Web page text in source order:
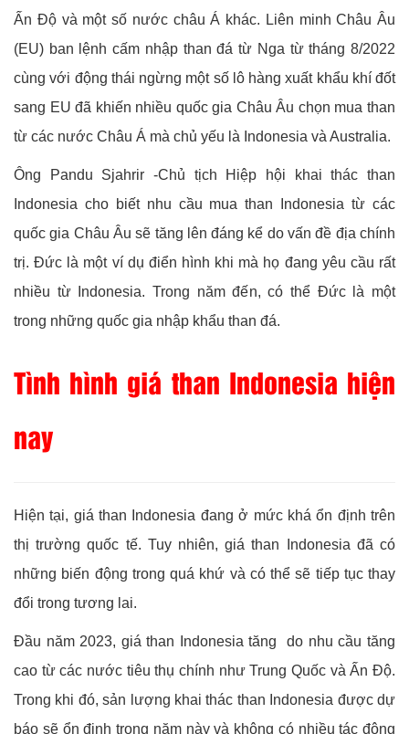
Ấn Độ và một số nước châu Á khác. Liên minh Châu Âu
(EU) ban lệnh cấm nhập than đá từ Nga từ tháng 8/2022
cùng với động thái ngừng một số lô hàng xuất khẩu khí đốt
sang EU đã khiến nhiều quốc gia Châu Âu chọn mua than
từ các nước Châu Á mà chủ yếu là Indonesia và Australia.
Ông Pandu Sjahrir -Chủ tịch Hiệp hội khai thác than
Indonesia cho biết nhu cầu mua than Indonesia từ các
quốc gia Châu Âu sẽ tăng lên đáng kể do vấn đề địa chính
trị. Đức là một ví dụ điển hình khi mà họ đang yêu cầu rất
nhiều từ Indonesia. Trong năm đến, có thể Đức là một
trong những quốc gia nhập khẩu than đá.
Tình hình giá than Indonesia hiện
nay
Hiện tại, giá than Indonesia đang ở mức khá ổn định trên
thị trường quốc tế. Tuy nhiên, giá than Indonesia đã có
những biến động trong quá khứ và có thể sẽ tiếp tục thay
đổi trong tương lai.
Đầu năm 2023, giá than Indonesia tăng do nhu cầu tăng
cao từ các nước tiêu thụ chính như Trung Quốc và Ấn Độ.
Trong khi đó, sản lượng khai thác than Indonesia được dự
báo sẽ ổn định trong năm này và không có nhiều tác động